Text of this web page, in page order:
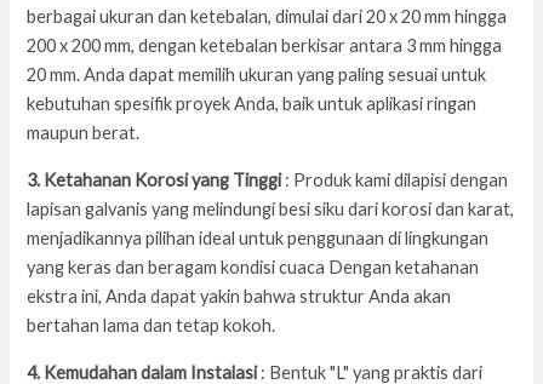
berbagai ukuran dan ketebalan, dimulai dari 20 x 20 mm hingga
200 x 200 mm, dengan ketebalan berkisar antara 3 mm hingga
20 mm. Anda dapat memilih ukuran yang paling sesuai untuk
kebutuhan spesifik proyek Anda, baik untuk aplikasi ringan
maupun berat.
3. Ketahanan Korosi yang Tinggi: Produk kami dilapisi dengan
lapisan galvanis yang melindungi besi siku dari korosi dan karat,
menjadikannya pilihan ideal untuk penggunaan di lingkungan
yang keras dan beragam kondisi cuaca Dengan ketahanan
ekstra ini, Anda dapat yakin bahwa struktur Anda akan
bertahan lama dan tetap kokoh.
4. Kemudahan dalam Instalasi: Bentuk "L" yang praktis dari